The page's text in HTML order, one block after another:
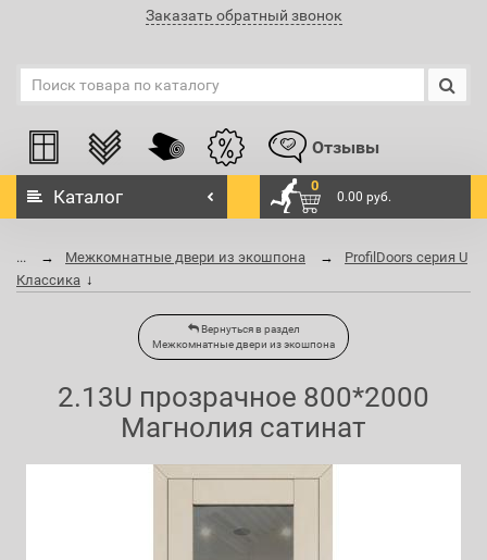
Заказать обратный звонок
Отзывы
Каталог
0
0.00 руб.
... Межкомнатные двери из экошпона
ProfilDoors серия U
Классика
Вернуться в раздел
Межкомнатные двери из экошпона
2.13U прозрачное 800*2000
Магнолия сатинат